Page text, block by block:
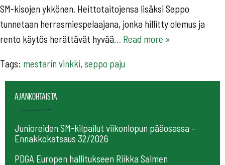
SM-kisojen ykkönen. Heittotaitojensa lisäksi Seppo
tunnetaan herrasmiespelaajana, jonka hillitty olemus ja
rento käytös herättävät hyvää… Read more »
Tags: mestarin vinkki, seppo paju
Ajankohtaista
Junioreiden SM-kilpailut viikonlopun pääosassa –
Ennakkokatsaus 32/2026
PDGA Europen hallitukseen Riikka Salmen